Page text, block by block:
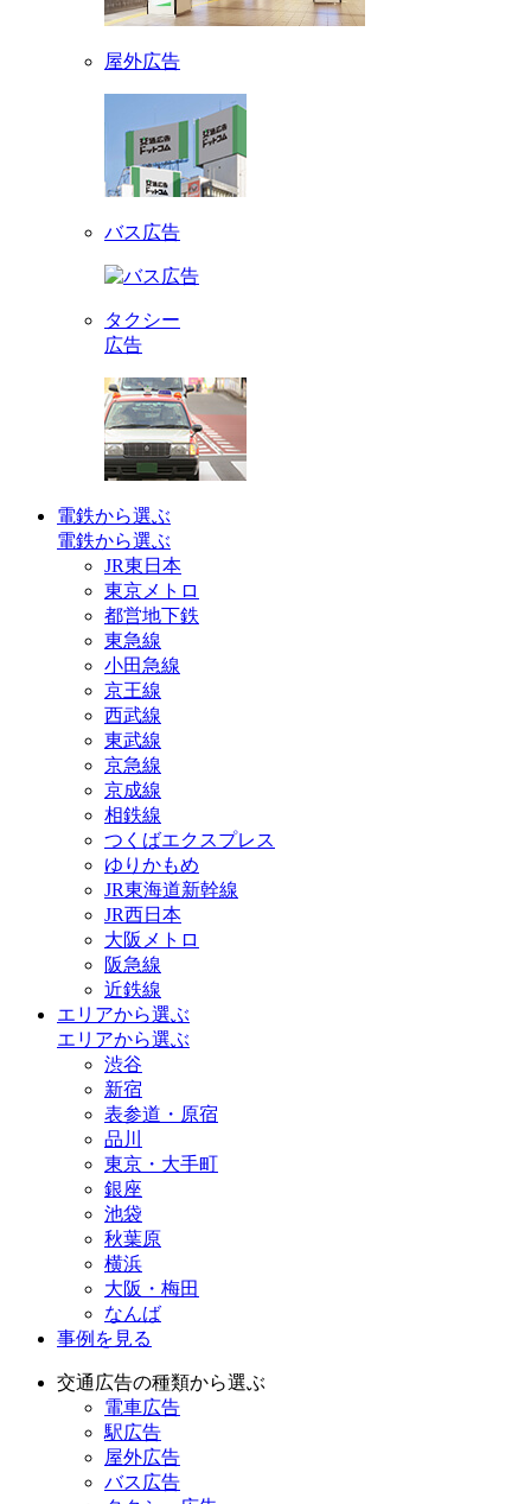
屋外広告
バス広告
タクシー
広告
電鉄から選ぶ
電鉄から選ぶ
JR東日本
東京メトロ
都営地下鉄
東急線
小田急線
京王線
西武線
東武線
京急線
京成線
相鉄線
つくばエクスプレス
ゆりかもめ
JR東海道新幹線
JR西日本
大阪メトロ
阪急線
近鉄線
エリアから選ぶ
エリアから選ぶ
渋谷
新宿
表参道・原宿
品川
東京・大手町
銀座
池袋
秋葉原
横浜
大阪・梅田
なんば
事例を見る
交通広告の種類から選ぶ
電車広告
駅広告
屋外広告
バス広告